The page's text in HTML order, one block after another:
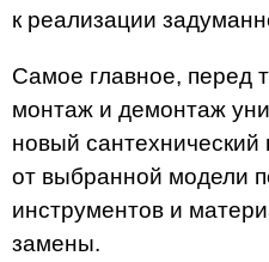
к реализации
Самое главное, перед
монтаж и демонтаж
новый
от выбранной модели
инструментов и
замены.